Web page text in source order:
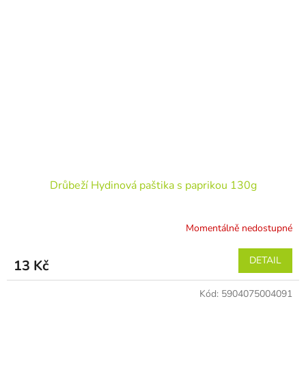
Drůbeží Hydinová paštika s paprikou 130g
Momentálně nedostupné
13 Kč DETAIL
Kód: 5904075004091